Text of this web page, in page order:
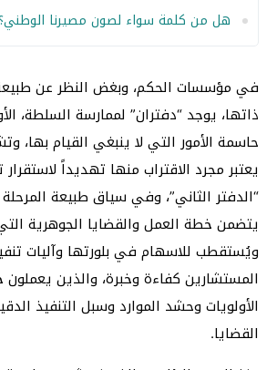
هل من كلمة سواء لصون مصيرنا
في مؤسسات الحكم، وبغض النظر عن
ذاتها، يوجد “دفتران” لممارسة السلطة،
حاسمة الأمور التي لا ينبغي القيام بها،
يعتبر مجرد الاقتراب منها تهديداً لاستقرار
“الدفتر الثاني”، وفي سياق طبيعة
يتضمن خطة العمل والقضايا الجوهرية
ويُستقطب للاسهام في بلورتها وآليات
المستشارين كفاءة وخبرة، والذين يعملون
الأولويات وحشد الموارد وسبل التنفيذ
القضايا.